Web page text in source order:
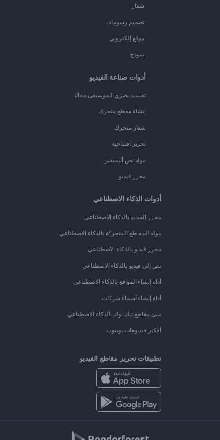
شعار
تصميم رسومات
موقع إلكتروني
نموذج
أدوات صناعة الفيديو
تجسيد بصري للموسيقى مجانًا
إنشاء مقطع متحرك
شعار متحرك
تحرير افتتاحية
مولد نص أنيميشن
محرر فيديو
أدوات الذكاء الاصطناعي
محرر الفيديو بالذكاء الاصطناعي
مولد المقاطع المتحركة بالذكاء الاصطناعي
محرر فيديو بالذكاء الاصطناعي
نص إلى فيديو بالذكاء الاصطناعي
أداة إنشاء المواقع بالذكاء الاصطناعي
أداة إنشاء أسماء شركات
منئ مقاطع تيك توك بالذكاء الاصطناعي
أفكار فيديوهات يوتيوب
تطبيقات تحرير مقاطع الفيديو